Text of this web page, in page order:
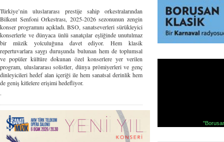
Türkiye’nin uluslararası prestije sahip orkestralarından
Bilkent Senfoni Orkestrası, 2025-2026 sezonunun zengin
konser programını açıkladı. BSO, sanatseverleri sürükleyici
konserlerle ve dünyaca ünlü sanatçılar eşliğinde unutulmaz
bir müzik yolculuğuna davet ediyor. Hem klasik
repertuvarlara saygı duruşunda bulunan hem de toplumsal
ve popüler kültüre dokunan özel konserlere yer verilen
program, uluslararası solistler, dünya prömiyerleri ve genç
dinleyicileri hedef alan içeriği ile hem sanatsal derinlik hem
de geniş kitlelere erişimi hedefliyor.